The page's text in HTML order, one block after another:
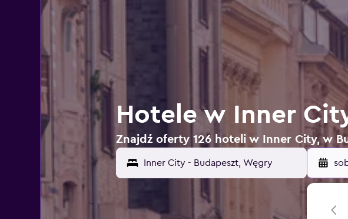
Hotele w Inner
Znajdź oferty 126 hoteli w Inner City, w